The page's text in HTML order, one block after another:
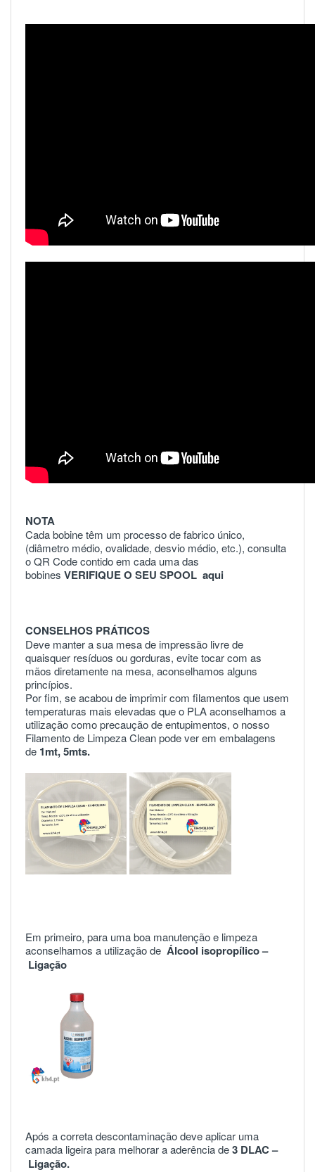
NOTA
Cada bobine têm um processo de fabrico único,
(diâmetro médio, ovalidade, desvio médio, etc.), consulta
o QR Code contido em cada uma das
bobines VERIFIQUE O SEU SPOOL aqui
CONSELHOS PRÁTICOS
Deve manter a sua mesa de impressão livre de
quaisquer resíduos ou gorduras, evite tocar com as
mãos diretamente na mesa, aconselhamos alguns
princípios.
Por fim, se acabou de imprimir com filamentos que usem
temperaturas mais elevadas que o PLA aconselhamos a
utilização como precaução de entupimentos, o nosso
Filamento de Limpeza Clean pode ver em embalagens
de 1mt,5mts.
Em primeiro, para uma boa manutenção e limpeza
aconselhamos a utilização de Álcool isopropílico –
Ligação
Após a correta descontaminação deve aplicar uma
camada ligeira para melhorar a aderência de3 DLAC –
Ligação.